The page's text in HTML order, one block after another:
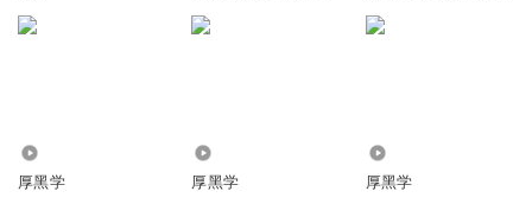
厚黑学 厚黑学 厚黑学